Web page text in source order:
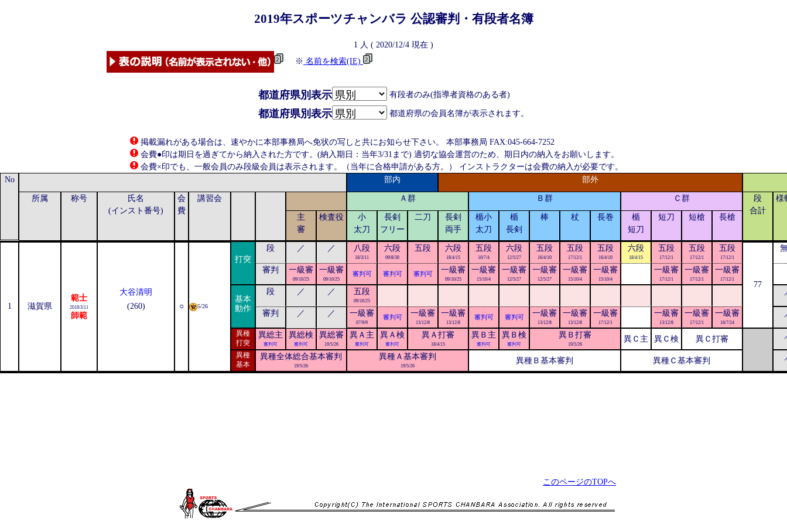
2019年スポーツチャンバラ 公認審判・有段者名簿
1 人 ( 2020/12/4 現在 )
※ 名前を検索(IE)
都道府県別表示 有段者のみ(指導者資格のある者)
都道府県別表示 都道府県の会員名簿が表示されます。
掲載漏れがある場合は、速やかに本部事務局へ免状の写しと共にお知らせ下さい。 本部事務局 FAX:045-664-7252
会費●印は期日を過ぎてから納入された方です。(納入期日：当年3/31まで) 適切な協会運営のため、期日内の納入をお願いします。
会費×印でも、一般会員のみ段級会員は表示されます。（当年に合格申請がある方。） インストラクターは会費の納入が必要です。
No
部内 部外
所属 称号
氏名
(インスト番号)
会
費
講習会 Ａ群 Ｂ群 Ｃ群
段
合計
様
主
審
検査役
小
太刀
長剣
フリー
二刀
長剣
両手
楯小
太刀
楯
長剣
棒 杖 長巻
楯
短刀
短刀 短槍 長槍
1 滋賀県
範士
2018/3/11
師範
大谷清明
(260)
○ 5/26
打突
段 ／ ／ 八段
18/3/11
六段
09/8/30
五段 六段
18/4/15
五段
10/7/4
六段
12/5/27
五段
16/4/10
五段
17/12/1
五段
16/4/10
六段
18/4/15
五段
17/12/1
五段
17/12/1
五段
17/12/1
77
審判 一級審
09/10/25
一級審
09/10/25
審判可 審判可 審判可 一級審
09/10/25
一級審
15/10/4
一級審
12/5/27
一級審
12/5/27
一級審
15/10/4
一級審
15/10/4
一級審
17/12/1
一級審
17/12/1
一級審
17/12/1
基本
動作
段 ／ ／ 五段
09/10/25
審判 ／ ／ 一級審
07/9/9
審判可 一級審
13/12/8
一級審
13/12/8
審判可 審判可 一級審
13/12/8
一級審
13/12/8
一級審
17/12/1
一級審
13/12/8
一級審
17/12/1
一級審
16/7/24
異種
打突
異総主
審判可
異総検
審判可
異総審
19/5/26
異Ａ主
審判可
異Ａ検
審判可
異Ａ打審
18/4/15
異Ｂ主
審判可
異Ｂ検
審判可
異Ｂ打審
19/5/26
異Ｃ主 異Ｃ検 異Ｃ打審
異種
基本
異種全体総合基本審判
19/5/26
異種Ａ基本審判
19/5/26
異種Ｂ基本審判 異種Ｃ基本審判
このページのTOPへ